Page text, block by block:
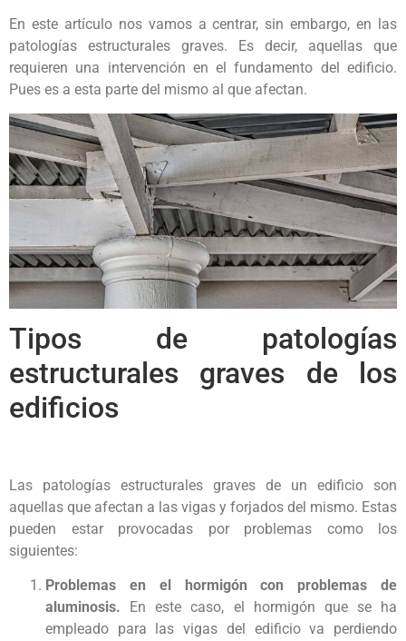
En este artículo nos vamos a centrar, sin embargo, en las
patologías estructurales graves. Es decir, aquellas que
requieren una intervención en el fundamento del edificio.
Pues es a esta parte del mismo al que afectan.
Tipos de patologías
estructurales graves de los
edificios
Las patologías estructurales graves de un edificio son
aquellas que afectan a las vigas y forjados del mismo. Estas
pueden estar provocadas por problemas como los
siguientes:
Problemas en el hormigón con problemas de
aluminosis.
En este caso, el hormigón que se ha
empleado para las vigas del edificio va perdiendo